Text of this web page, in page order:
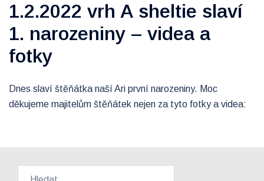
1.2.2022 vrh A sheltie slaví
1. narozeniny – videa a
fotky
Dnes slaví štěňátka naší Ari první narozeniny. Moc
děkujeme majitelům štěňátek nejen za tyto fotky a videa: